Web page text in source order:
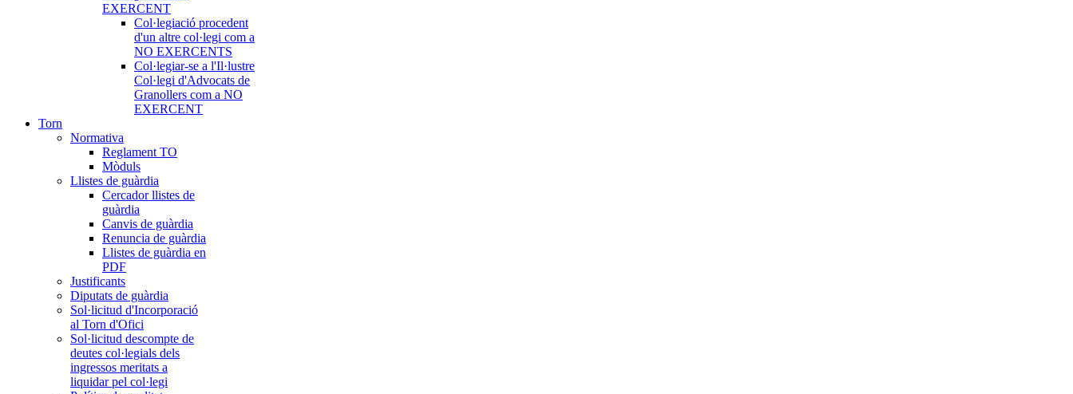
EXERCENT
Col·legiació procedent
d'un altre col·legi com a
NO EXERCENTS
Col·legiar-se a l'Il·lustre
Col·legi d'Advocats de
Granollers com a NO
EXERCENT
Torn
Normativa
Reglament TO
Mòduls
Llistes de guàrdia
Cercador llistes de
guàrdia
Canvis de guàrdia
Renuncia de guàrdia
Llistes de guàrdia en
PDF
Justificants
Diputats de guàrdia
Sol·licitud d'Incorporació
al Torn d'Ofici
Sol·licitud descompte de
deutes col·legials dels
ingressos meritats a
liquidar pel col·legi